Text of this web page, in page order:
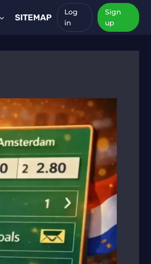
SITEMAP
Log
in
Sign
up